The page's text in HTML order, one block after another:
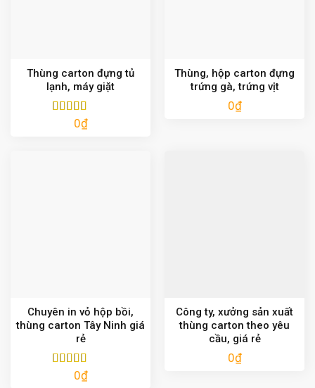
Thùng carton đựng tủ
lạnh, máy giặt
Được xếp
0₫
Thùng, hộp carton đựng
trứng gà, trứng vịt
0₫
Chuyên in vỏ hộp bồi,
thùng carton Tây Ninh giá
rẻ
Được xếp
0₫
Công ty, xưởng sản xuất
thùng carton theo yêu
cầu, giá rẻ
0₫